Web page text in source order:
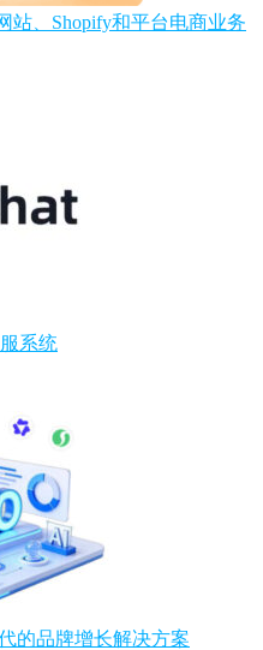
站、Shopify和平台电商业务
系统
的品牌增长解决方案